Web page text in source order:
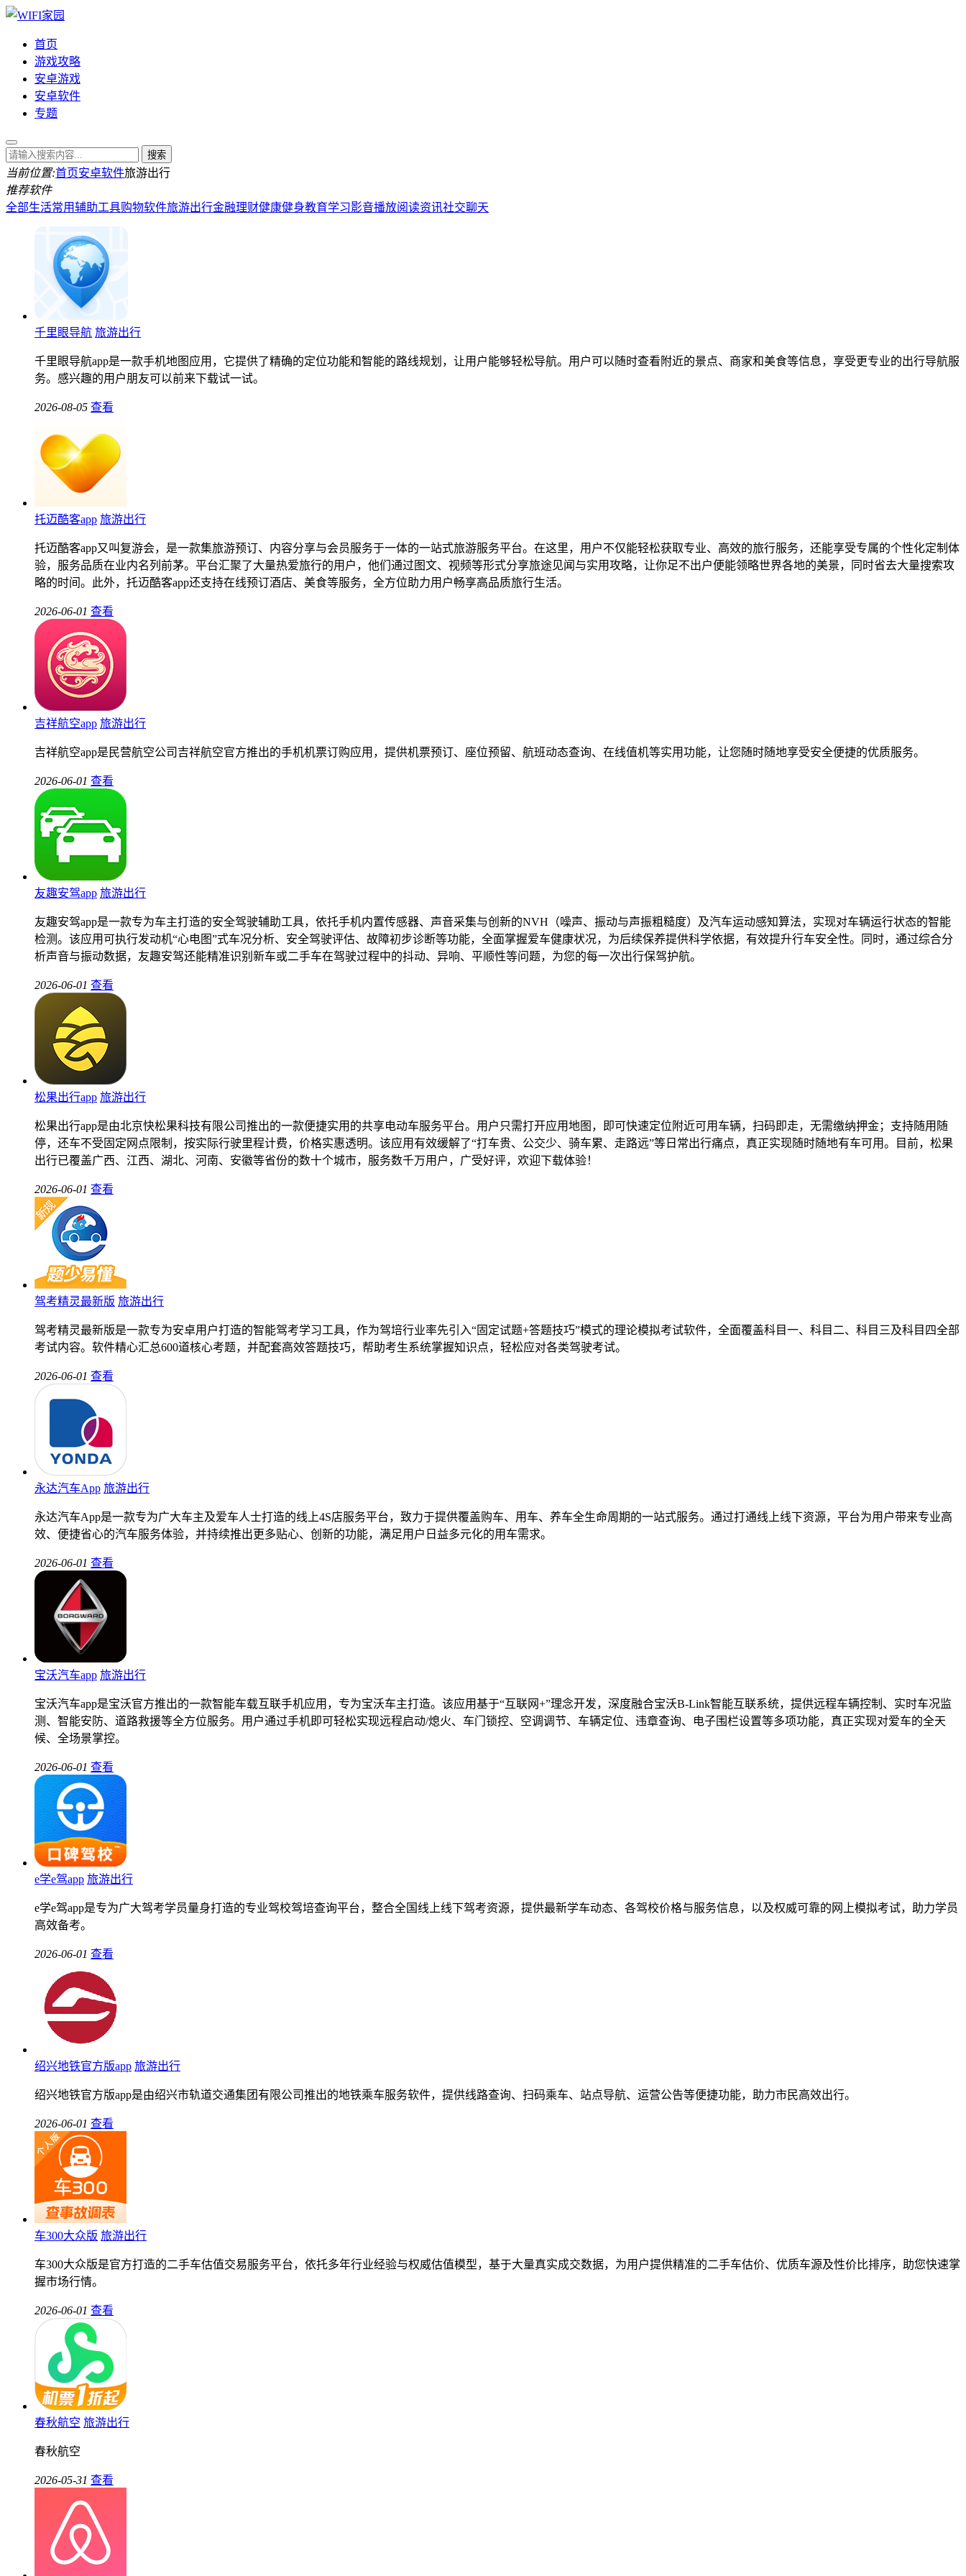
首页
游戏攻略
安卓游戏
安卓软件
专题
当前位置:首页安卓软件旅游出行
推荐软件
全部生活常用辅助工具购物软件旅游出行金融理财健康健身教育学习影音播放阅读资讯社交聊天
千里眼导航 旅游出行
千里眼导航app是一款手机地图应用，它提供了精确的定位功能和智能的路线规划，让用户能够轻松导航。用户可以随时查看附近的景点、商家和美食等信息，享受更专业的出行导航服
务。感兴趣的用户朋友可以前来下载试一试。
2026-08-05 查看
托迈酷客app 旅游出行
托迈酷客app又叫复游会，是一款集旅游预订、内容分享与会员服务于一体的一站式旅游服务平台。在这里，用户不仅能轻松获取专业、高效的旅行服务，还能享受专属的个性化定制体
验，服务品质在业内名列前茅。平台汇聚了大量热爱旅行的用户，他们通过图文、视频等形式分享旅途见闻与实用攻略，让你足不出户便能领略世界各地的美景，同时省去大量搜索攻
略的时间。此外，托迈酷客app还支持在线预订酒店、美食等服务，全方位助力用户畅享高品质旅行生活。
2026-06-01 查看
吉祥航空app 旅游出行
吉祥航空app是民营航空公司吉祥航空官方推出的手机机票订购应用，提供机票预订、座位预留、航班动态查询、在线值机等实用功能，让您随时随地享受安全便捷的优质服务。
2026-06-01 查看
友趣安驾app 旅游出行
友趣安驾app是一款专为车主打造的安全驾驶辅助工具，依托手机内置传感器、声音采集与创新的NVH（噪声、振动与声振粗糙度）及汽车运动感知算法，实现对车辆运行状态的智能
检测。该应用可执行发动机“心电图”式车况分析、安全驾驶评估、故障初步诊断等功能，全面掌握爱车健康状况，为后续保养提供科学依据，有效提升行车安全性。同时，通过综合分
析声音与振动数据，友趣安驾还能精准识别新车或二手车在驾驶过程中的抖动、异响、平顺性等问题，为您的每一次出行保驾护航。
2026-06-01 查看
松果出行app 旅游出行
松果出行app是由北京快松果科技有限公司推出的一款便捷实用的共享电动车服务平台。用户只需打开应用地图，即可快速定位附近可用车辆，扫码即走，无需缴纳押金；支持随用随
停，还车不受固定网点限制，按实际行驶里程计费，价格实惠透明。该应用有效缓解了“打车贵、公交少、骑车累、走路远”等日常出行痛点，真正实现随时随地有车可用。目前，松果
出行已覆盖广西、江西、湖北、河南、安徽等省份的数十个城市，服务数千万用户，广受好评，欢迎下载体验！
2026-06-01 查看
驾考精灵最新版 旅游出行
驾考精灵最新版是一款专为安卓用户打造的智能驾考学习工具，作为驾培行业率先引入“固定试题+答题技巧”模式的理论模拟考试软件，全面覆盖科目一、科目二、科目三及科目四全部
考试内容。软件精心汇总600道核心考题，并配套高效答题技巧，帮助考生系统掌握知识点，轻松应对各类驾驶考试。
2026-06-01 查看
永达汽车App 旅游出行
永达汽车App是一款专为广大车主及爱车人士打造的线上4S店服务平台，致力于提供覆盖购车、用车、养车全生命周期的一站式服务。通过打通线上线下资源，平台为用户带来专业高
效、便捷省心的汽车服务体验，并持续推出更多贴心、创新的功能，满足用户日益多元化的用车需求。
2026-06-01 查看
宝沃汽车app 旅游出行
宝沃汽车app是宝沃官方推出的一款智能车载互联手机应用，专为宝沃车主打造。该应用基于“互联网+”理念开发，深度融合宝沃B-Link智能互联系统，提供远程车辆控制、实时车况监
测、智能安防、道路救援等全方位服务。用户通过手机即可轻松实现远程启动/熄火、车门锁控、空调调节、车辆定位、违章查询、电子围栏设置等多项功能，真正实现对爱车的全天
候、全场景掌控。
2026-06-01 查看
e学e驾app 旅游出行
e学e驾app是专为广大驾考学员量身打造的专业驾校驾培查询平台，整合全国线上线下驾考资源，提供最新学车动态、各驾校价格与服务信息，以及权威可靠的网上模拟考试，助力学员
高效备考。
2026-06-01 查看
绍兴地铁官方版app 旅游出行
绍兴地铁官方版app是由绍兴市轨道交通集团有限公司推出的地铁乘车服务软件，提供线路查询、扫码乘车、站点导航、运营公告等便捷功能，助力市民高效出行。
2026-06-01 查看
车300大众版 旅游出行
车300大众版是官方打造的二手车估值交易服务平台，依托多年行业经验与权威估值模型，基于大量真实成交数据，为用户提供精准的二手车估价、优质车源及性价比排序，助您快速掌
握市场行情。
2026-06-01 查看
春秋航空 旅游出行
春秋航空
2026-05-31 查看